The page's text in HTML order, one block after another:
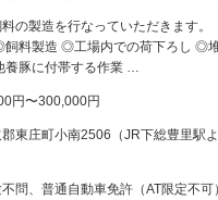
の製造を行なっていただきます。
料製造 ◎工場内での荷下ろし ◎
豚に付帯する作業 …
円〜300,000円
東庄町小南2506（JR下総豊里駅
問、普通自動車免許（AT限定不